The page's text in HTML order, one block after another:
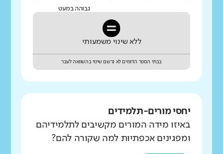
גבוהה במעט
ללא שינוי משמעותי
בבתי הספר הדומים לא נרשם שינוי בהשוואה לעבר
יחסי מורים-תלמידים
באיזו מידה המורים מקשיבים לתלמידיהם
ומפגינים אכפתיות למה שקורה להם?